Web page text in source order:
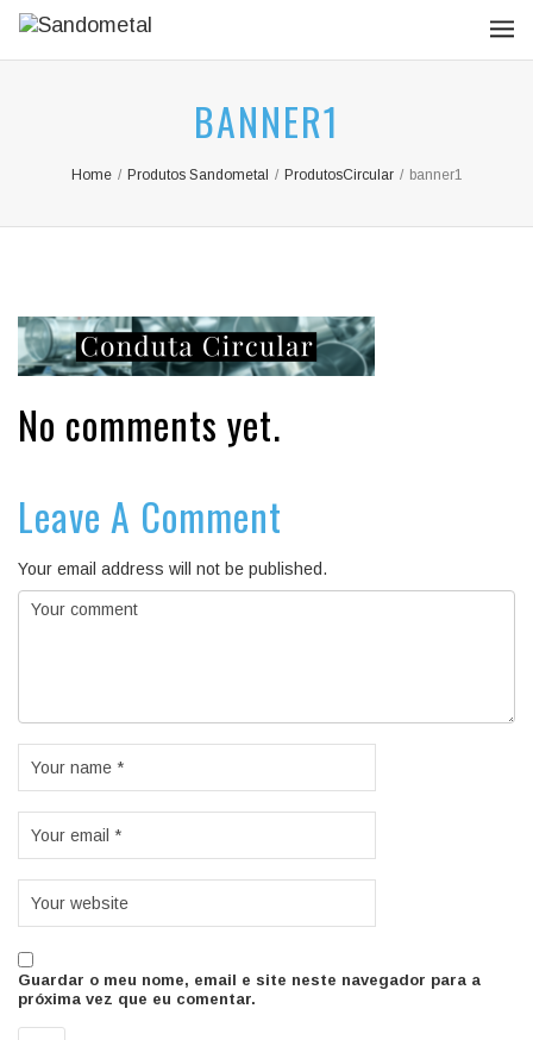
BANNER1
Home / Produtos Sandometal / ProdutosCircular / banner1
No comments yet.
Leave A Comment
Your email address will not be published.
Guardar o meu nome, email e site neste navegador para a
próxima vez que eu comentar.